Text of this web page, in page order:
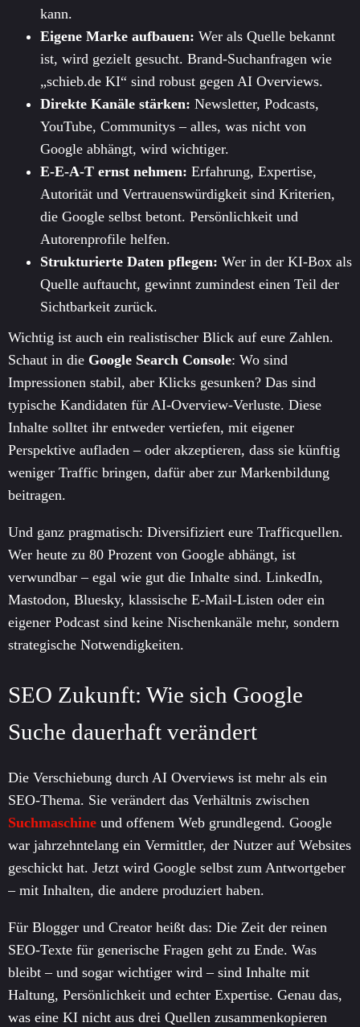
kann.
Eigene Marke aufbauen: Wer als Quelle bekannt
ist, wird gezielt gesucht. Brand-Suchanfragen wie
„schieb.de KI“ sind robust gegen AI Overviews.
Direkte Kanäle stärken: Newsletter, Podcasts,
YouTube, Communitys – alles, was nicht von
Google abhängt, wird wichtiger.
E-E-A-T ernst nehmen: Erfahrung, Expertise,
Autorität und Vertrauenswürdigkeit sind Kriterien,
die Google selbst betont. Persönlichkeit und
Autorenprofile helfen.
Strukturierte Daten pflegen: Wer in der KI-Box als
Quelle auftaucht, gewinnt zumindest einen Teil der
Sichtbarkeit zurück.
Wichtig ist auch ein realistischer Blick auf eure Zahlen.
Schaut in die Google Search Console: Wo sind
Impressionen stabil, aber Klicks gesunken? Das sind
typische Kandidaten für AI-Overview-Verluste. Diese
Inhalte solltet ihr entweder vertiefen, mit eigener
Perspektive aufladen – oder akzeptieren, dass sie künftig
weniger Traffic bringen, dafür aber zur Markenbildung
beitragen.
Und ganz pragmatisch: Diversifiziert eure Trafficquellen.
Wer heute zu 80 Prozent von Google abhängt, ist
verwundbar – egal wie gut die Inhalte sind. LinkedIn,
Mastodon, Bluesky, klassische E-Mail-Listen oder ein
eigener Podcast sind keine Nischenkanäle mehr, sondern
strategische Notwendigkeiten.
SEO Zukunft: Wie sich Google
Suche dauerhaft verändert
Die Verschiebung durch AI Overviews ist mehr als ein
SEO-Thema. Sie verändert das Verhältnis zwischen
Suchmaschine und offenem Web grundlegend. Google
war jahrzehntelang ein Vermittler, der Nutzer auf Websites
geschickt hat. Jetzt wird Google selbst zum Antwortgeber
– mit Inhalten, die andere produziert haben.
Für Blogger und Creator heißt das: Die Zeit der reinen
SEO-Texte für generische Fragen geht zu Ende. Was
bleibt – und sogar wichtiger wird – sind Inhalte mit
Haltung, Persönlichkeit und echter Expertise. Genau das,
was eine KI nicht aus drei Quellen zusammenkopieren